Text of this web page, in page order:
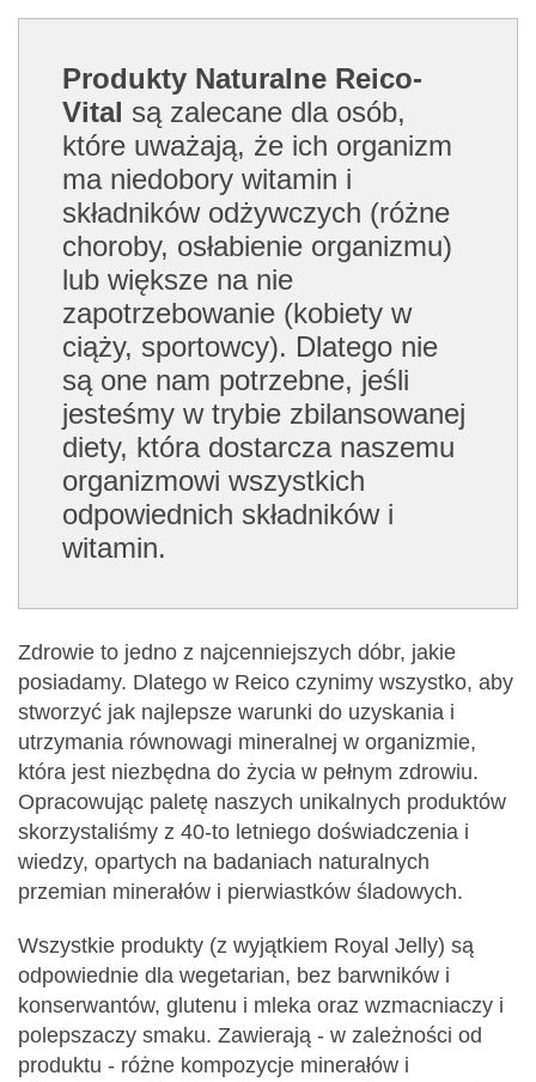
Produkty Naturalne Reico-
Vital są zalecane dla osób,
które uważają, że ich organizm
ma niedobory witamin i
składników odżywczych (różne
choroby, osłabienie organizmu)
lub większe na nie
zapotrzebowanie (kobiety w
ciąży, sportowcy). Dlatego nie
są one nam potrzebne, jeśli
jesteśmy w trybie zbilansowanej
diety, która dostarcza naszemu
organizmowi wszystkich
odpowiednich składników i
witamin.
Zdrowie to jedno z najcenniejszych dóbr, jakie
posiadamy. Dlatego w Reico czynimy wszystko, aby
stworzyć jak najlepsze warunki do uzyskania i
utrzymania równowagi mineralnej w organizmie,
która jest niezbędna do życia w pełnym zdrowiu.
Opracowując paletę naszych unikalnych produktów
skorzystaliśmy z 40-to letniego doświadczenia i
wiedzy, opartych na badaniach naturalnych
przemian minerałów i pierwiastków śladowych.
Wszystkie produkty (z wyjątkiem Royal Jelly) są
odpowiednie dla wegetarian, bez barwników i
konserwantów, glutenu i mleka oraz wzmacniaczy i
polepszaczy smaku. Zawierają - w zależności od
produktu - różne kompozycje minerałów i